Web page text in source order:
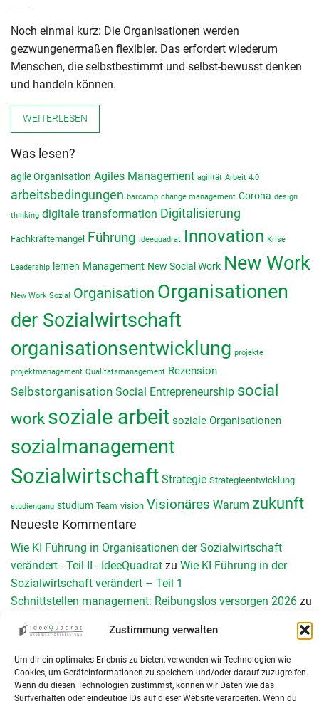
Zustimmung verwalten
Um dir ein optimales Erlebnis zu bieten, verwenden wir Technologien wie
Cookies, um Geräteinformationen zu speichern und/oder darauf zuzugreifen.
Wenn du diesen Technologien zustimmst, können wir Daten wie das
Surfverhalten oder eindeutige IDs auf dieser Website verarbeiten. Wenn du
Noch einmal kurz: Die Organisationen werden
gezwungenermaßen flexibler. Das erfordert wiederum
Menschen, die selbstbestimmt und selbst-bewusst denken
und handeln können.
WEITERLESEN
Was lesen?
agile Organisation Agiles Management agilität Arbeit 4.0
arbeitsbedingungen barcamp change management Corona design
thinking digitale transformation Digitalisierung
Fachkräftemangel Führung ideequadrat Innovation Krise
Leadership lernen Management New Social Work New Work
New Work Sozial Organisation Organisationen
der Sozialwirtschaft
organisationsentwicklung projekte
projektmanagement Qualitätsmanagement Rezension
Selbstorganisation Social Entrepreneurship social
work soziale arbeit soziale Organisationen
sozialmanagement
Sozialwirtschaft Strategie Strategieentwicklung
studiengang studium Team vision Visionäres Warum zukunft
Neueste Kommentare
Wie KI Führung in Organisationen der Sozialwirtschaft
verändert - Teil II - IdeeQuadrat zu Wie KI Führung in der
Sozialwirtschaft verändert – Teil 1
Schnittstellen management: Reibungslos versorgen 2026 zu
Schnittstellenmanagement in Organisationen der Sozialen
Arbeit: Herausforderungen, Chancen und konkrete
Umsetzung
Teamperformance Messung: Wirksame Teamentwicklung
durch DiagnosezuDas GRPI-Modell zur Teamentwicklung